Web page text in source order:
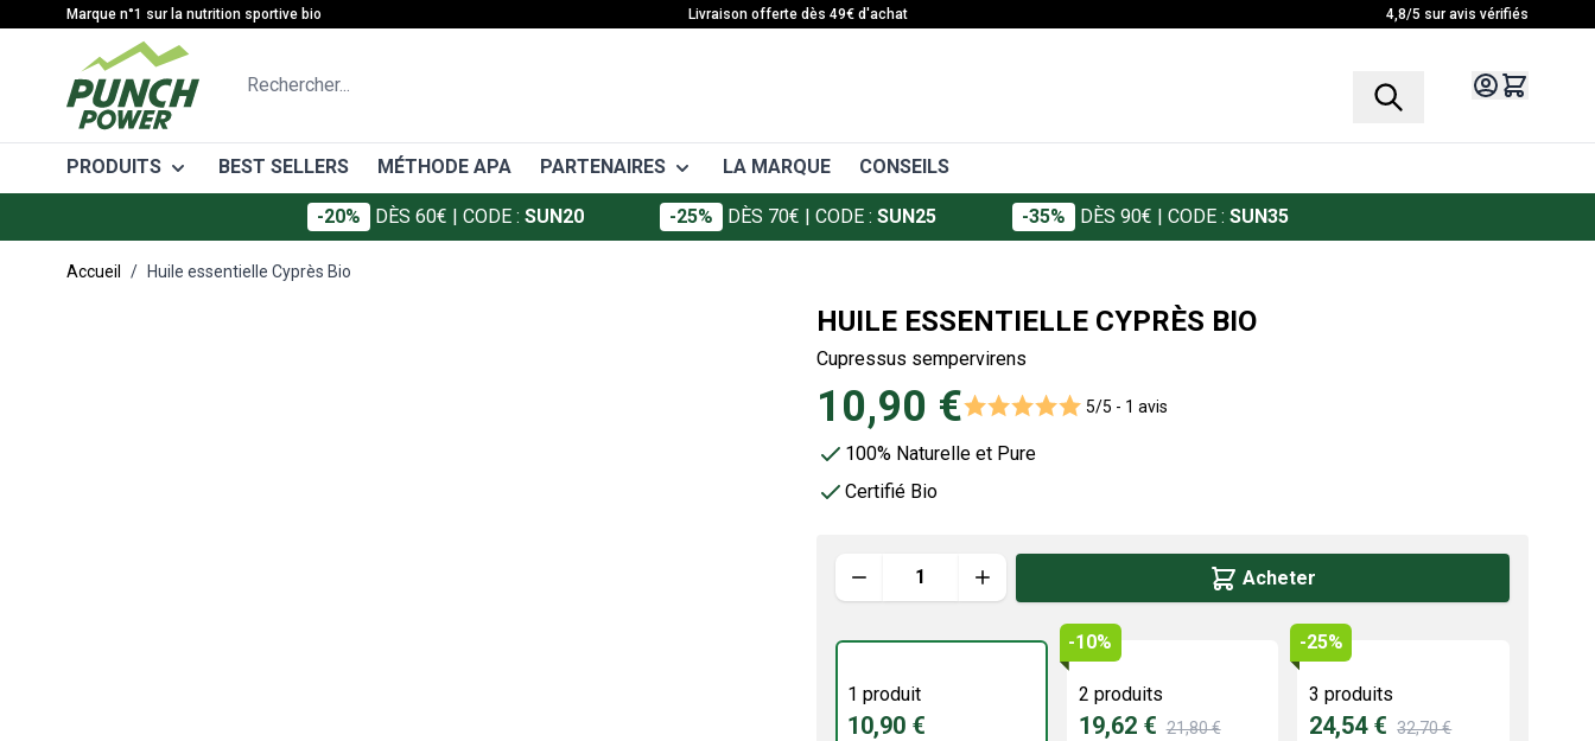
Allez au contenuMarque n°1 sur la nutrition sportive bio Livraison offerte dès 49€ d'achat 4,8/5 sur avis vérifiés
Rechercher...
PRODUITS
Décontractants musculaires
Crèmes et gels
Vitamines et minéraux
Défenses immunitaires
Minceur
BEST SELLERS MÉTHODE APA PARTENAIRES
EAFIT
LA MARQUE CONSEILS
-20% DÈS 60€ | CODE : SUN20 -25% DÈS 70€ | CODE : SUN25 -35% DÈS 90€ | CODE : SUN35
Accueil / Huile essentielle Cyprès Bio
HUILE ESSENTIELLE CYPRÈS BIO
Cupressus sempervirens
10,90 € 5/5 - 1 avis
100% Naturelle et Pure
Certifié Bio
Acheter
1 produit
10,90 €
-10%
2 produits
19,62 € 21,80 €
-25%
3 produits
24,54 € 32,70 €